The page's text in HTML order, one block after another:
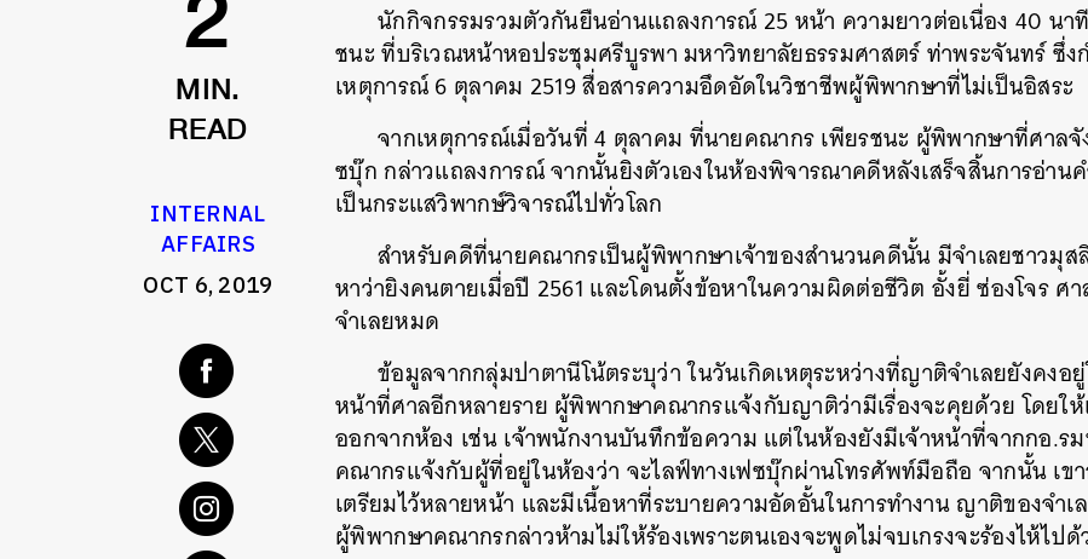
2
MIN.
READ
INTERNAL
AFFAIRS
OCT 6, 2019
นักกิจกรรมรวมตัวกันยืนอ่านแถลงการณ์ 25 หน้า ความยาวต่อเนื่อง 40 นา
ชนะ ที่บริเวณหน้าหอประชุมศรีบูรพา มหาวิทยาลัยธรรมศาสตร์ ท่าพระจันทร์ ซึ่ง
เหตุการณ์ 6 ตุลาคม 2519 สื่อสารความอึดอัดในวิชาชีพผู้พิพากษาที่ไม่เป็นอิสระ
จากเหตุการณ์เมื่อวันที่ 4 ตุลาคม ที่นายคณากร เพียรชนะ ผู้พิพากษาที่ศาล
ซบุ๊ก กล่าวแถลงการณ์ จากนั้นยิงตัวเองในห้องพิจารณาคดีหลังเสร็จสิ้นการอ่าน
เป็นกระแสวิพากษ์วิจารณ์ไปทั่วโลก
สำหรับคดีที่นายคณากรเป็นผู้พิพากษาเจ้าของสำนวนคดีนั้น มีจำเลยชาวมุส
หาว่ายิงคนตายเมื่อปี 2561 และโดนตั้งข้อหาในความผิดต่อชีวิต อั้งยี่ ซ่องโจร ศ
จำเลยหมด
ข้อมูลจากกลุ่มปาตานีโน้ตระบุว่า ในวันเกิดเหตุระหว่างที่ญาติจำเลยยังคงอ
หน้าที่ศาลอีกหลายราย ผู้พิพากษาคณากรแจ้งกับญาติว่ามีเรื่องจะคุยด้วย โดยใ
ออกจากห้อง เช่น เจ้าพนักงานบันทึกข้อความ แต่ในห้องยังมีเจ้าหน้าที่จากกอ.ร
คณากรแจ้งกับผู้ที่อยู่ในห้องว่า จะไลฟ์ทางเฟซบุ๊กผ่านโทรศัพท์มือถือ จากนั้น เข
เตรียมไว้หลายหน้า และมีเนื้อหาที่ระบายความอัดอั้นในการทำงาน ญาติของจำเ
ผู้พิพากษาคณากรกล่าวห้ามไม่ให้ร้องเพราะตนเองจะพูดไม่จบเกรงจะร้องไห้ไปด้